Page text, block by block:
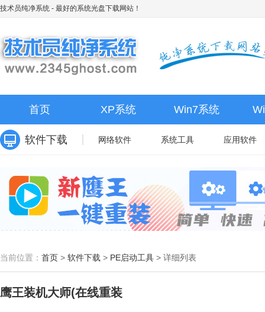
技术员纯净系统 - 最好的系统光盘下载网站！
首页 XP系统 Win7系统
软件下载 网络软件 系统工具 应用软件
当前位置： 首页 > 软件下载 > PE启动工具 > 详细列表
鹰王装机大师(在线重装